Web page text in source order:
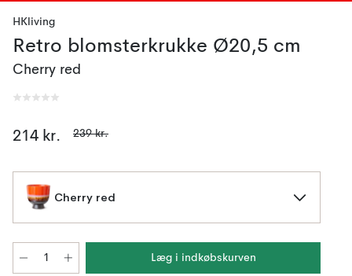
HKliving
Retro blomsterkrukke Ø20,5 cm
Cherry red
214 kr. 239 kr.
Cherry red
Læg i indkøbskurven